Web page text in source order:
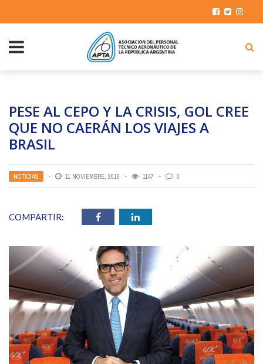
PESE AL CEPO Y LA CRISIS, GOL CREE
QUE NO CAERÁN LOS VIAJES A
BRASIL
NOTICIAS 11 NOVIEMBRE, 2019 1147 0
COMPARTIR: